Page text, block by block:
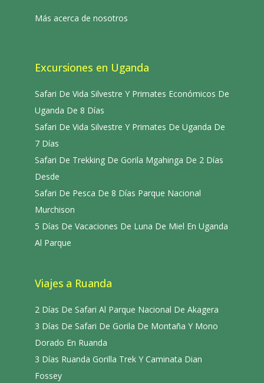
Más acerca de nosotros
Excursiones en Uganda
Safari De Vida Silvestre Y Primates Económicos De
Uganda De 8 Días
Safari De Vida Silvestre Y Primates De Uganda De
7 Días
Safari De Trekking De Gorila Mgahinga De 2 Días
Desde
Safari De Pesca De 8 Días Parque Nacional
Murchison
5 Días De Vacaciones De Luna De Miel En Uganda
Al Parque
Viajes a Ruanda
2 Días De Safari Al Parque Nacional De Akagera
3 Días De Safari De Gorila De Montaña Y Mono
Dorado En Ruanda
3 Días Ruanda Gorilla Trek Y Caminata Dian
Fossey